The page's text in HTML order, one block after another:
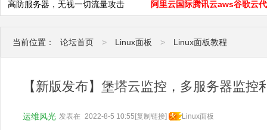
高防服务器，无视一切流量攻击
阿里云国际腾讯云aws谷歌云
当前位置： 论坛首页 > Linux面板 > Linux面板教程
【新版发布】堡塔云监控，多服务器监控
运维风光 发表在 Linux面板
2022-8-5 10:55 [复制链接]